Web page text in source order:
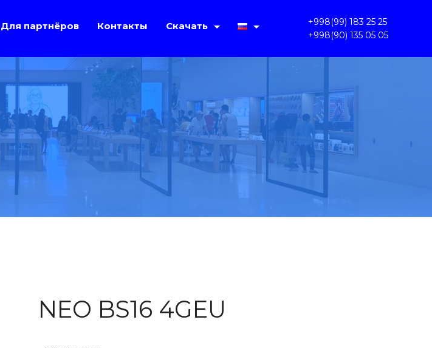
Для партнёров Контакты Скачать
IMS Lite V1.4.2
PC OKAM 1.3.3.31 Oʻzbek
+998(99) 183 25 25
+998(90) 135 05 05
NEO BS16 4GEU